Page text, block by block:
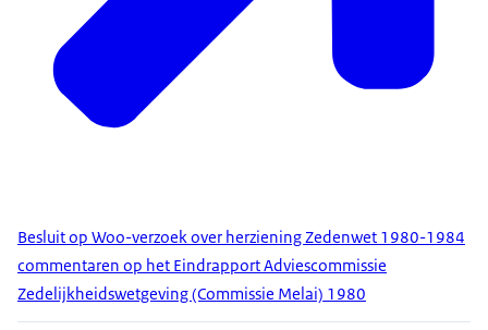
Besluit op Woo-verzoek over herziening Zedenwet 1980-1984
commentaren op het Eindrapport Adviescommissie
Zedelijkheidswetgeving (Commissie Melai) 1980